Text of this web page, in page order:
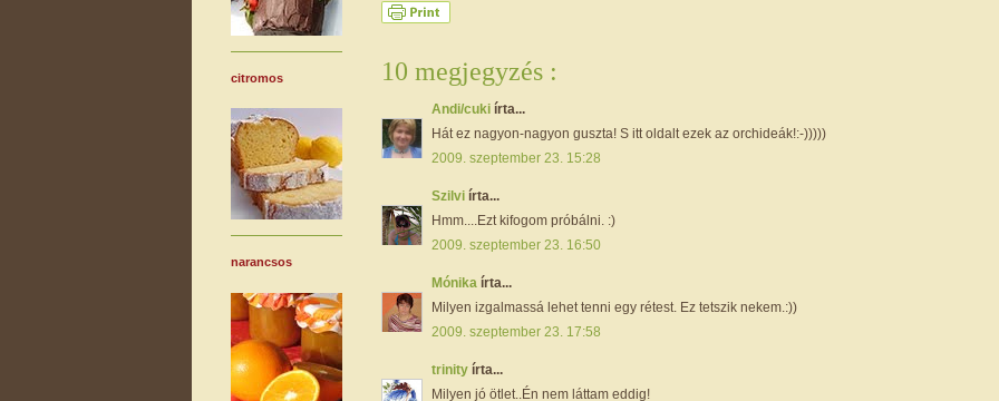
10 megjegyzés :
Andi/cuki írta...
Hát ez nagyon-nagyon guszta! S itt oldalt ezek az orchideák!:-)))))
2009. szeptember 23. 15:28
Szilvi írta...
Hmm....Ezt kifogom próbálni. :)
2009. szeptember 23. 16:50
Mónika írta...
Milyen izgalmassá lehet tenni egy rétest. Ez tetszik nekem.:))
2009. szeptember 23. 17:58
trinity írta...
Milyen jó ötlet..Én nem láttam eddig!
citromos
narancsos